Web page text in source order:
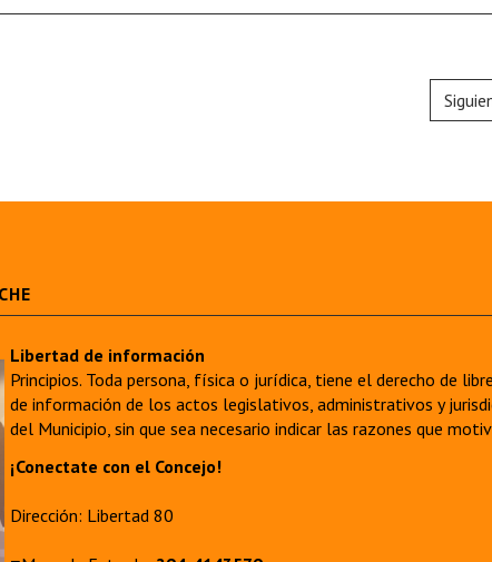
Libertad de información
Principios. Toda persona, física o jurídica, tiene el derecho de
de información de los actos legislativos, administrativos y
del Municipio, sin que sea necesario indicar las razones que
¡Conectate con el Concejo!
Dirección: Libertad 80